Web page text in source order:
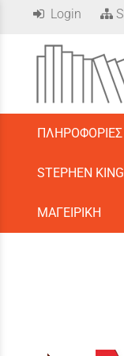
Login
ΠΛΗΡΟΦΟΡΙΕΣ
STEPHEN KING
ΜΑΓΕΙΡΙΚΗ